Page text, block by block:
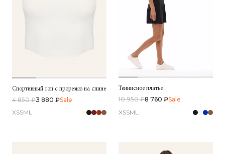
Спортивный топ с прорезью на спине
4 850 ₽3 880 ₽Sale
XSSML
Теннисное платье
10 950 ₽8 760 ₽Sale
XSSML